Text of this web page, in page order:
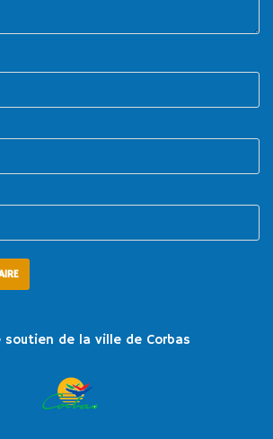
soutien de la ville de Corbas